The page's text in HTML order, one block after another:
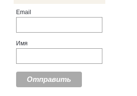
Email
Имя